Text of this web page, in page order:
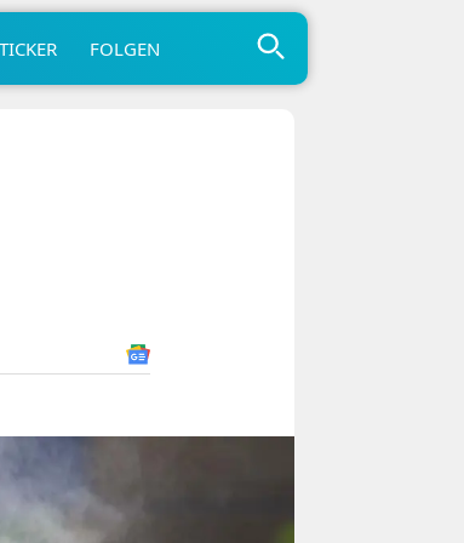
TICKER FOLGEN